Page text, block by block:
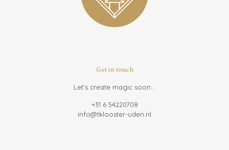
Get in touch
Let’s create magic soon...
+31 6 54220708
info@tklooster-uden.nl